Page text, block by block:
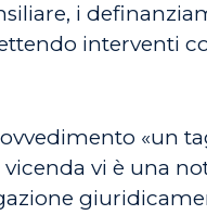
i
interventi
«un
vi è una